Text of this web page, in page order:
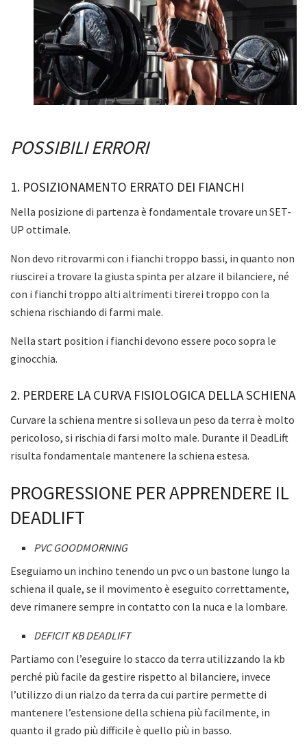
POSSIBILI ERRORI
1. POSIZIONAMENTO ERRATO DEI FIANCHI
Nella posizione di partenza è fondamentale trovare un SET-
UP ottimale.
Non devo ritrovarmi con i fianchi troppo bassi, in quanto non
riuscirei a trovare la giusta spinta per alzare il bilanciere, né
con i fianchi troppo alti altrimenti tirerei troppo con la
schiena rischiando di farmi male.
Nella start position i fianchi devono essere poco sopra le
ginocchia.
2. PERDERE LA CURVA FISIOLOGICA DELLA SCHIENA
Curvare la schiena mentre si solleva un peso da terra è molto
pericoloso, si rischia di farsi molto male. Durante il DeadLift
risulta fondamentale mantenere la schiena estesa.
PROGRESSIONE PER APPRENDERE IL
DEADLIFT
PVC GOODMORNING
Eseguiamo un inchino tenendo un pvc o un bastone lungo la
schiena il quale, se il movimento è eseguito correttamente,
deve rimanere sempre in contatto con la nuca e la lombare.
DEFICIT KB DEADLIFT
Partiamo con l’eseguire lo stacco da terra utilizzando la kb
perché più facile da gestire rispetto al bilanciere, invece
l’utilizzo di un rialzo da terra da cui partire permette di
mantenere l’estensione della schiena più facilmente, in
quanto il grado più difficile è quello più in basso.